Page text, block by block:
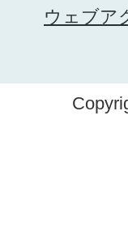
ウェブア